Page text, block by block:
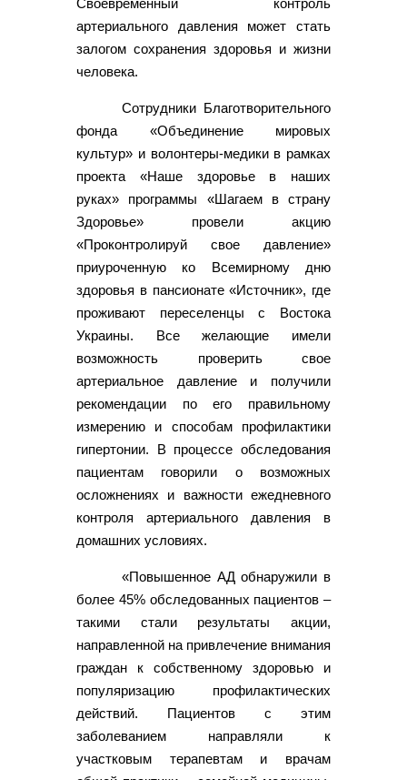
артериального давления может стать
залогом сохранения здоровья и жизни
человека.
Сотрудники Благотворительного
фонда «Объединение мировых
культур» и волонтеры-медики в рамках
проекта «Наше здоровье в наших
руках» программы «Шагаем в страну
Здоровье» провели акцию
«Проконтролируй свое давление»
приуроченную ко Всемирному дню
здоровья в пансионате «Источник», где
проживают переселенцы с Востока
Украины. Все желающие имели
возможность проверить свое
артериальное давление и получили
рекомендации по его правильному
измерению и способам профилактики
гипертонии. В процессе обследования
пациентам говорили о возможных
осложнениях и важности ежедневного
контроля артериального давления в
домашних условиях.
«Повышенное АД обнаружили в
более 45% обследованных пациентов –
такими стали результаты акции,
направленной на привлечение внимания
граждан к собственному здоровью и
популяризацию профилактических
действий. Пациентов с этим
заболеванием направляли к
участковым терапевтам и врачам